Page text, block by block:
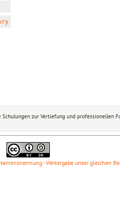
zur Vertiefung und professionellen
- Weitergabe unter gleichen